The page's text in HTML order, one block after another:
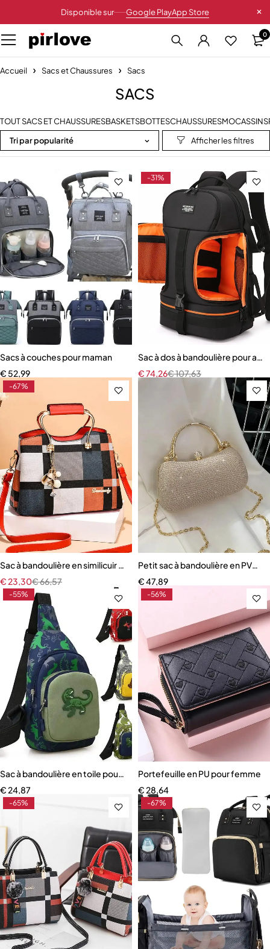
Disponible sur Google PlayApp Store
0
Accueil Sacs et Chaussures Sacs
SACS
TOUT SACS ET CHAUSSURESBASKETSBOTTESCHAUSSURESMOCASSINS
Tri par popularité
Sacs à couches pour maman
€ 52,99
-31%
Sac à dos à bandoulière pour
€107,63
€74,26
-67%
Sac à bandoulière en similicuir pour femme
€66,57
€23,30
Petit sac à bandoulière en PVC
€47,89
-55%
Sac à bandoulière en toile pour enfants
€24,87
-56%
Portefeuille en PU pour femme
€28,64
-65% -67%